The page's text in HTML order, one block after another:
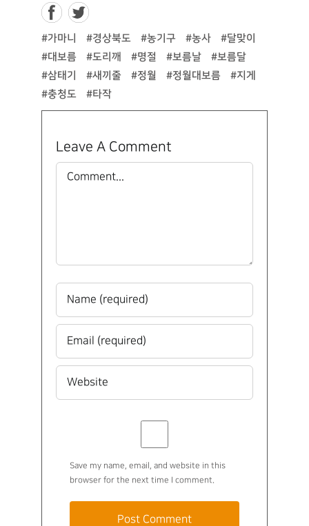
#가마니 #경상북도 #농기구 #농사
#달맞이
#대보름
#도리깨 #명절 #보름날
#보름달
#삼태기
#새끼줄 #정월 #정월대보름
#지게
#충청도
#타작
Leave A Comment
Comment
Save my name, email, and website in this
browser for the next time I comment.